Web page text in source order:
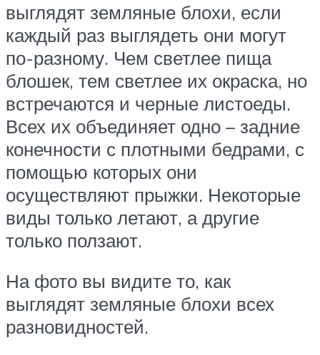
выглядят земляные блохи, если
каждый раз выглядеть они могут
по-разному. Чем светлее пища
блошек, тем светлее их окраска, но
встречаются и черные листоеды.
Всех их объединяет одно – задние
конечности с плотными бедрами, с
помощью которых они
осуществляют прыжки. Некоторые
виды только летают, а другие
только ползают.
На фото вы видите то, как
выглядят земляные блохи всех
разновидностей.